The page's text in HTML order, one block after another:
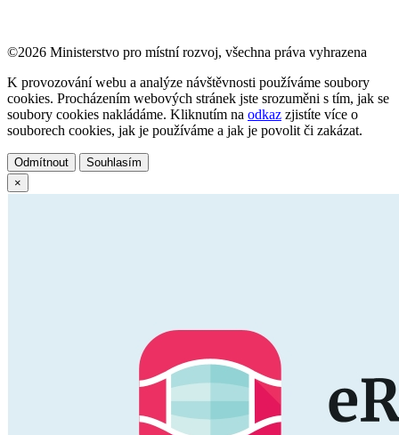
©2026 Ministerstvo pro místní rozvoj, všechna práva vyhrazena
K provozování webu a analýze návštěvnosti používáme soubory
cookies. Procházením webových stránek jste srozuměni s tím, jak se
soubory cookies nakládáme. Kliknutím na odkaz zjistíte více o
souborech cookies, jak je používáme a jak je povolit či zakázat.
Odmítnout
Souhlasím
×